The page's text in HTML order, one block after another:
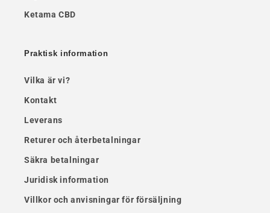
Ketama CBD
Praktisk information
Vilka är vi?
Kontakt
Leverans
Returer och återbetalningar
Säkra betalningar
Juridisk information
Villkor och anvisningar för försäljning